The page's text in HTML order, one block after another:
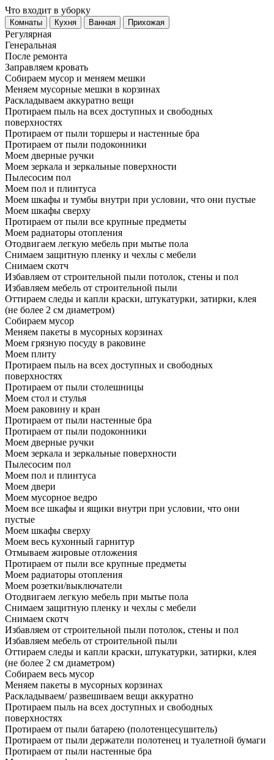
Что входит в уборку
Регу­лярная
Гене­ральная
После ремонта
Заправляем кровать
Собираем мусор и меняем мешки
Меняем мусорные мешки в корзинах
Раскладываем аккуратно вещи
Протираем пыль на всех доступных и свободных
поверхностях
Протираем от пыли торшеры и настенные бра
Протираем от пыли подоконники
Моем дверные ручки
Моем зеркала и зеркальные поверхности
Пылесосим пол
Моем пол и плинтуса
Моем шкафы и тумбы внутри при условии, что они пустые
Моем шкафы сверху
Протираем от пыли все крупные предметы
Моем радиаторы отопления
Отодвигаем легкую мебель при мытье пола
Снимаем защитную пленку и чехлы с мебели
Снимаем скотч
Избавляем от строительной пыли потолок, стены и пол
Избавляем мебель от строительной пыли
Оттираем следы и капли краски, штукатурки, затирки, клея
(не более 2 см диаметром)
Собираем мусор
Меняем пакеты в мусорных корзинах
Моем грязную посуду в раковине
Моем плиту
Протираем пыль на всех доступных и свободных
поверхностях
Протираем от пыли столешницы
Моем стол и стулья
Моем раковину и кран
Протираем от пыли настенные бра
Протираем от пыли подоконники
Моем дверные ручки
Моем зеркала и зеркальные поверхности
Пылесосим пол
Моем пол и плинтуса
Моем двери
Моем мусорное ведро
Моем все шкафы и ящики внутри при условии, что они
пустые
Моем шкафы сверху
Моем весь кухонный гарнитур
Отмываем жировые отложения
Протираем от пыли все крупные предметы
Моем радиаторы отопления
Моем розетки/выключатели
Отодвигаем легкую мебель при мытье пола
Снимаем защитную пленку и чехлы с мебели
Снимаем скотч
Избавляем от строительной пыли потолок, стены и пол
Избавляем мебель от строительной пыли
Оттираем следы и капли краски, штукатурки, затирки, клея
(не более 2 см диаметром)
Собираем весь мусор
Меняем пакеты в мусорных корзинах
Раскладываем/ развешиваем вещи аккуратно
Протираем пыль на всех доступных и свободных
поверхностях
Протираем от пыли батарею (полотенцесушитель)
Протираем от пыли держатели полотенец и туалетной бумаги
Протираем от пыли настенные бра